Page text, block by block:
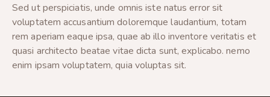
Sed ut perspiciatis, unde omnis iste natus error sit
voluptatem accusantium doloremque laudantium, totam
rem aperiam eaque ipsa, quae ab illo inventore veritatis et
quasi architecto beatae vitae dicta sunt, explicabo. nemo
enim ipsam voluptatem, quia voluptas sit.